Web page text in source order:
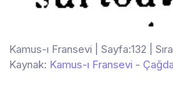
Kamus-ı Fransevi | Sayfa:132 |
Kaynak: Kamus-ı Fransevi -